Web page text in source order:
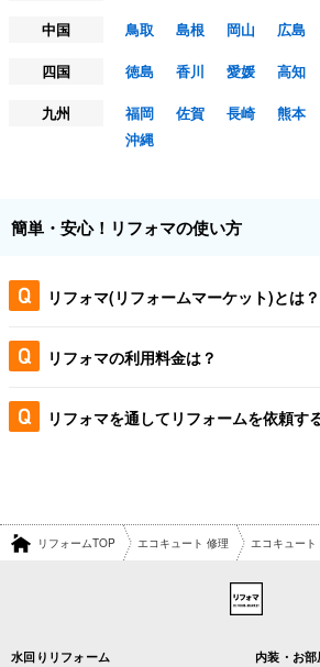
中国
鳥取 島根 岡山 広島
四国
徳島 香川 愛媛
高知
九州
福岡 佐賀 長崎 熊本
沖縄
簡単・安心！リフォマの使い方
リフォマ(リフォームマーケット)とは？
リフォマの利用料金は？
リフォマを通してリフォームを依頼す
リフォームTOP エコキュート 修理 エコキュート
水回りリフォーム 内装・お